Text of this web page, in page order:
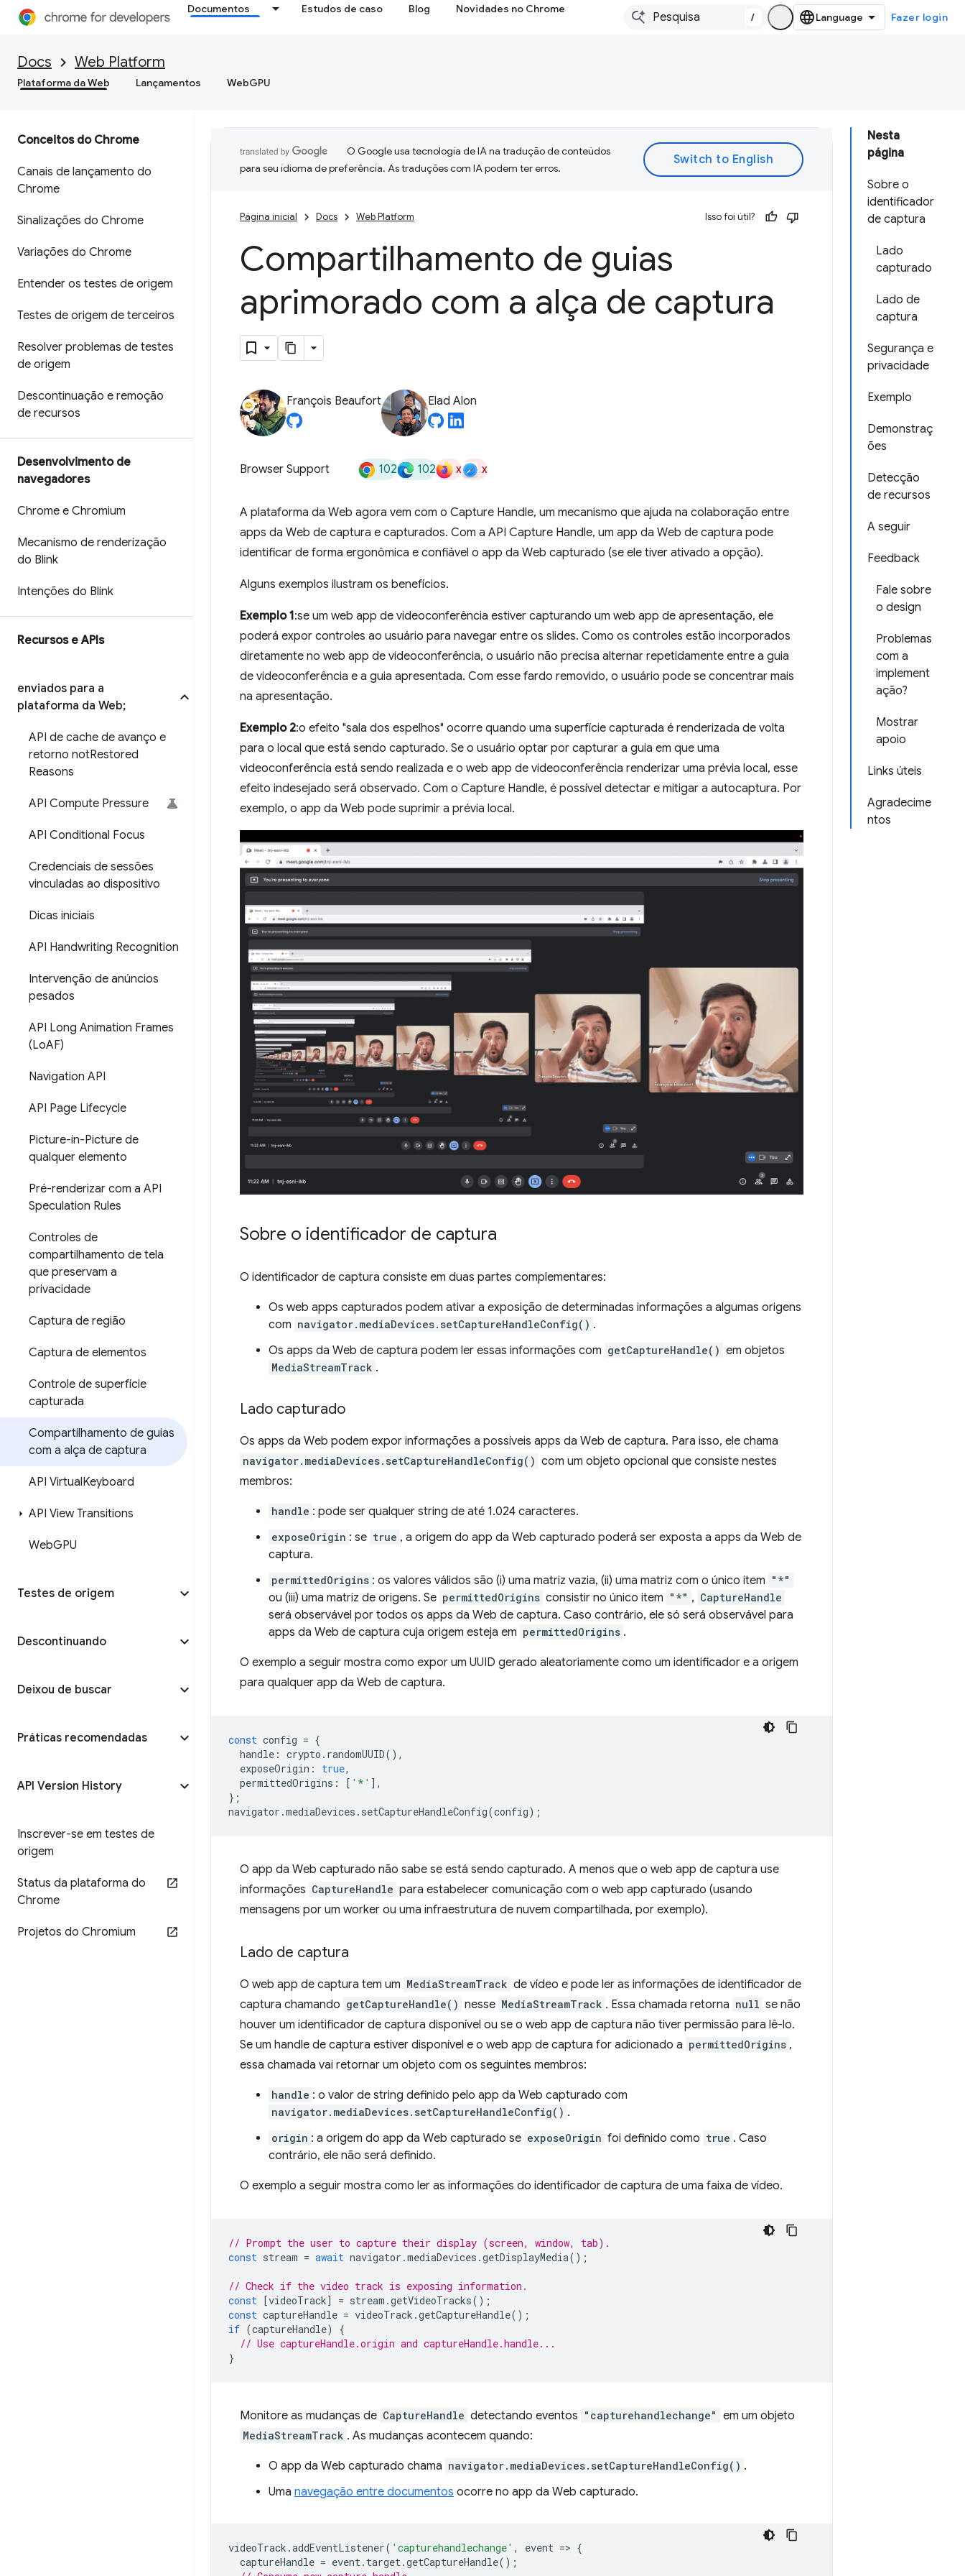
Documentos Estudos de caso Blog Novidades no Chrome
/ Fazer login
Docs Web Platform
Plataforma da Web Lançamentos WebGPU
Conceitos do Chrome
Canais de lançamento do
Chrome
Sinalizações do Chrome
Variações do Chrome
Entender os testes de origem
Testes de origem de terceiros
Resolver problemas de testes
de origem
Descontinuação e remoção
de recursos
Desenvolvimento de
navegadores
Chrome e Chromium
Mecanismo de renderização
do Blink
Intenções do Blink
Recursos e APIs
enviados para a
plataforma da Web;
API de cache de avanço e
retorno notRestored
Reasons
API Compute Pressure
API Conditional Focus
Credenciais de sessões
vinculadas ao dispositivo
Dicas iniciais
API Handwriting Recognition
Intervenção de anúncios
pesados
API Long Animation Frames
(LoAF)
Navigation API
API Page Lifecycle
Picture-in-Picture de
qualquer elemento
Pré-renderizar com a API
Speculation Rules
Controles de
compartilhamento de tela
que preservam a
privacidade
Captura de região
Captura de elementos
Controle de superfície
capturada
Compartilhamento de guias
com a alça de captura
API VirtualKeyboard
API View Transitions
WebGPU
Testes de origem
Descontinuando
Deixou de buscar
Práticas recomendadas
API Version History
Inscrever-se em testes de
origem
Status da plataforma do
Chrome
Projetos do Chromium
Nesta
página
Sobre o
identificador
de captura
Lado
capturado
Lado de
captura
Segurança e
privacidade
Exemplo
Demonstraç
ões
Detecção
de recursos
A seguir
Feedback
Fale sobre
o design
Problemas
com a
implement
ação?
Mostrar
apoio
Links úteis
Agradecime
ntos
O Google usa tecnologia de IA na tradução de conteúdos
para seu idioma de preferência. As traduções com IA podem ter erros.
Página inicial Docs Web Platform Isso foi útil?
Compartilhamento de guias
aprimorado com a alça de captura
François Beaufort Elad Alon
Browser Support 102 102 x x
A plataforma da Web agora vem com o Capture Handle, um mecanismo que ajuda na colaboração entre
apps da Web de captura e capturados. Com a API Capture Handle, um app da Web de captura pode
identificar de forma ergonômica e confiável o app da Web capturado (se ele tiver ativado a opção).
Alguns exemplos ilustram os benefícios.
Exemplo 1:se um web app de videoconferência estiver capturando um web app de apresentação, ele
poderá expor controles ao usuário para navegar entre os slides. Como os controles estão incorporados
diretamente no web app de videoconferência, o usuário não precisa alternar repetidamente entre a guia
de videoconferência e a guia apresentada. Com esse fardo removido, o usuário pode se concentrar mais
na apresentação.
Exemplo 2:o efeito "sala dos espelhos" ocorre quando uma superfície capturada é renderizada de volta
para o local que está sendo capturado. Se o usuário optar por capturar a guia em que uma
videoconferência está sendo realizada e o web app de videoconferência renderizar uma prévia local, esse
efeito indesejado será observado. Com o Capture Handle, é possível detectar e mitigar a autocaptura. Por
exemplo, o app da Web pode suprimir a prévia local.
Sobre o identificador de captura
O identificador de captura consiste em duas partes complementares:
Os web apps capturados podem ativar a exposição de determinadas informações a algumas origens
com navigator.mediaDevices.setCaptureHandleConfig() .
Os apps da Web de captura podem ler essas informações com getCaptureHandle() em objetos
MediaStreamTrack .
Lado capturado
Os apps da Web podem expor informações a possíveis apps da Web de captura. Para isso, ele chama
navigator.mediaDevices.setCaptureHandleConfig() com um objeto opcional que consiste nestes
membros:
handle : pode ser qualquer string de até 1.024 caracteres.
exposeOrigin : se true , a origem do app da Web capturado poderá ser exposta a apps da Web de
captura.
permittedOrigins : os valores válidos são (i) uma matriz vazia, (ii) uma matriz com o único item "*"
ou (iii) uma matriz de origens. Se permittedOrigins consistir no único item "*" , CaptureHandle
será observável por todos os apps da Web de captura. Caso contrário, ele só será observável para
apps da Web de captura cuja origem esteja em permittedOrigins .
O exemplo a seguir mostra como expor um UUID gerado aleatoriamente como um identificador e a origem
para qualquer app da Web de captura.
const config = {
handle : crypto . randomUUID(),
exposeOrigin : true,
permittedOrigins : [ '*' ],
};
navigator .mediaDevices . setCaptureHandleConfig(config);
O app da Web capturado não sabe se está sendo capturado. A menos que o web app de captura use
informações CaptureHandle para estabelecer comunicação com o web app capturado (usando
mensagens por um worker ou uma infraestrutura de nuvem compartilhada, por exemplo).
Lado de captura
O web app de captura tem um MediaStreamTrack de vídeo e pode ler as informações de identificador de
captura chamando getCaptureHandle() nesse MediaStreamTrack . Essa chamada retorna null se não
houver um identificador de captura disponível ou se o web app de captura não tiver permissão para lê-lo.
Se um handle de captura estiver disponível e o web app de captura for adicionado a permittedOrigins ,
essa chamada vai retornar um objeto com os seguintes membros:
handle : o valor de string definido pelo app da Web capturado com
navigator.mediaDevices.setCaptureHandleConfig() .
origin : a origem do app da Web capturado se exposeOrigin foi definido como true . Caso
contrário, ele não será definido.
O exemplo a seguir mostra como ler as informações do identificador de captura de uma faixa de vídeo.
// Prompt the user to capture their display (screen, window, tab).
const stream = await navigator .mediaDevices .getDisplayMedia();
// Check if the video track is exposing information.
const
[videoTrack] = stream .getVideoTracks();
const captureHandle = videoTrack .getCaptureHandle();
if (captureHandle)
{
// Use captureHandle.origin and captureHandle.handle...
}
Monitore as mudanças de CaptureHandle detectando eventos "capturehandlechange" em um objeto
MediaStreamTrack . As mudanças acontecem quando:
O app da Web capturado chama navigator.mediaDevices.setCaptureHandleConfig() .
Uma navegação entre documentos ocorre no app da Web capturado.
videoTrack .addEventListener( 'capturehandlechange' , event => {
captureHandle = event. target.getCaptureHandle();